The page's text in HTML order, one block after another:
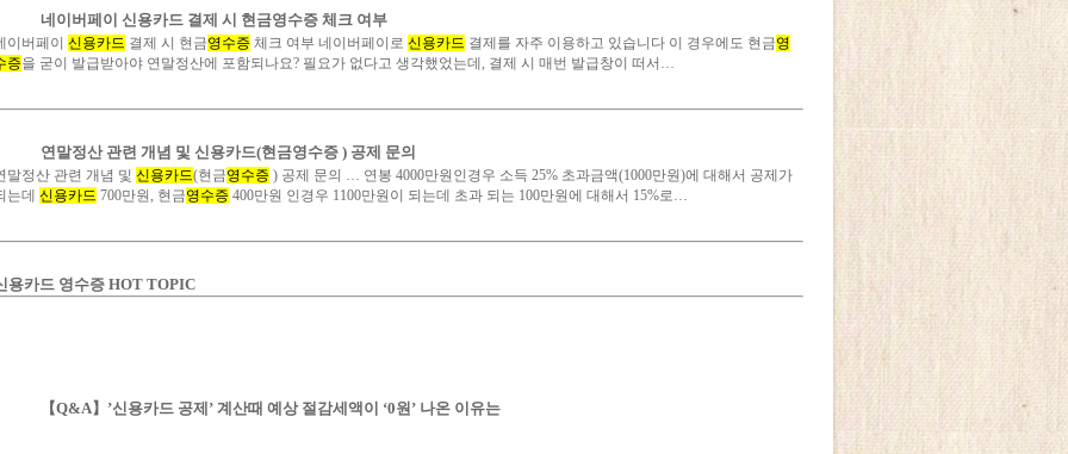
네이버페이 신용카드 결제 시 현금영수증 체크 여부
이버페이 신용카드 결제 시 현금영수증 체크 여부 네이버페이로 신용카드 결제를 자주 이용하고 있습니다 이 경우에도 현금영
증을 굳이 발급받아야 연말정산에 포함되나요? 필요가 없다고 생각했었는데, 결제 시 매번 발급창이 떠서…
연말정산 관련 개념 및 신용카드(현금영수증 ) 공제 문의
말정산 관련 개념 및 신용카드(현금영수증 ) 공제 문의 … 연봉 4000만원인경우 소득 25% 초과금액(1000만원)에 대해서 공제가
는데 신용카드 700만원, 현금영수증 400만원 인경우 1100만원이 되는데 초과 되는 100만원에 대해서 15%로…
용카드 영수증 HOT TOPIC
【Q&A】’신용카드 공제’ 계산때 예상 절감세액이 ‘0원’ 나온 이유는